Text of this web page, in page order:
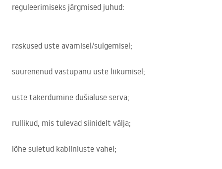
reguleerimiseks järgmised juhud:
raskused uste avamisel/sulgemisel;
suurenenud vastupanu uste liikumisel;
uste takerdumine dušialuse serva;
rullikud, mis tulevad siinidelt välja;
lõhe suletud kabiiniuste vahel;